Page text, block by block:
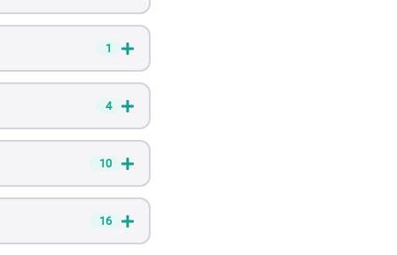
1
4
10
16